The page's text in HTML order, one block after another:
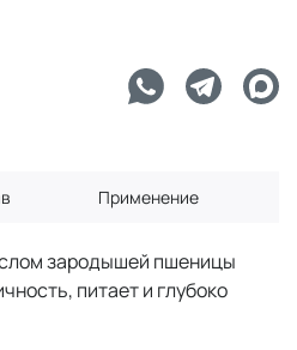
Применение
зародышей пшеницы
питает и глубоко